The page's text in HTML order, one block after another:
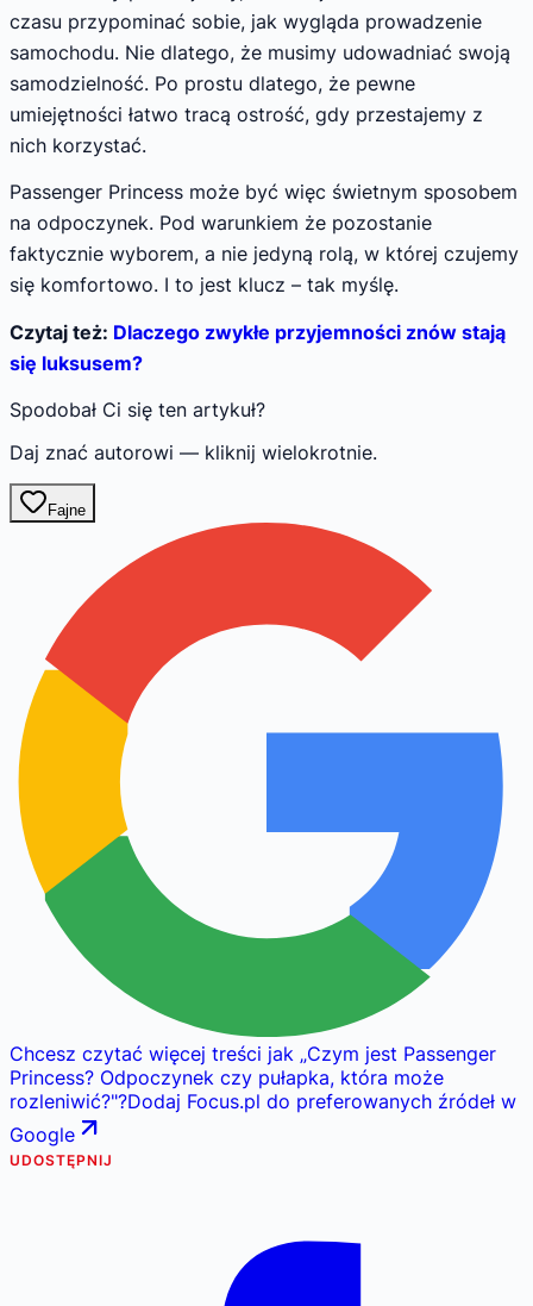
czasu przypominać sobie, jak wygląda prowadzenie
samochodu. Nie dlatego, że musimy udowadniać swoją
samodzielność. Po prostu dlatego, że pewne
umiejętności łatwo tracą ostrość, gdy przestajemy z
nich korzystać.
Passenger Princess może być więc świetnym sposobem
na odpoczynek. Pod warunkiem że pozostanie
faktycznie wyborem, a nie jedyną rolą, w której czujemy
się komfortowo. I to jest klucz – tak myślę.
Czytaj też: Dlaczego zwykłe przyjemności znów stają
się luksusem?
Spodobał Ci się ten artykuł?
Daj znać autorowi — kliknij wielokrotnie.
Fajne
Chcesz czytać więcej treści jak „Czym jest Passenger
Princess? Odpoczynek czy pułapka, która może
rozleniwić?"?Dodaj Focus.pl do preferowanych źródeł w
Google
UDOSTĘPNIJ